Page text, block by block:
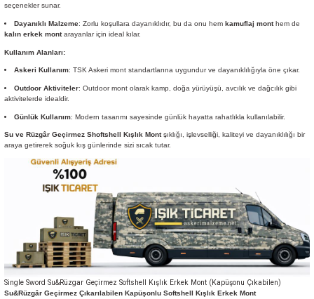
seçenekler sunar.
Dayanıklı Malzeme: Zorlu koşullara dayanıklıdır, bu da onu hemkamuflaj monthem de
kalın erkek montarayanlar için ideal kılar.
Kullanım Alanları:
Askeri Kullanım: TSK Askeri mont standartlarına uygundur ve dayanıklılığıyla öne çıkar.
Outdoor Aktiviteler: Outdoor mont olarak kamp, doğa yürüyüşü, avcılık ve dağcılık gibi
aktivitelerde idealdir.
Günlük Kullanım: Modern tasarımı sayesinde günlük hayatta rahatlıkla kullanılabilir.
Su ve Rüzgâr Geçirmez Shoftshell Kışlık Montşıklığı, işlevselliği, kaliteyi ve dayanıklılığı bir
araya getirerek soğuk kış günlerinde sizi sıcak tutar.
Single Sword Su&Rüzgar Geçirmez Softshell Kışlık Erkek Mont (Kapüşonu Çıkabilen)
Su&Rüzgâr Geçirmez Çıkarılabilen Kapüşonlu Softshell Kışlık Erkek Mont